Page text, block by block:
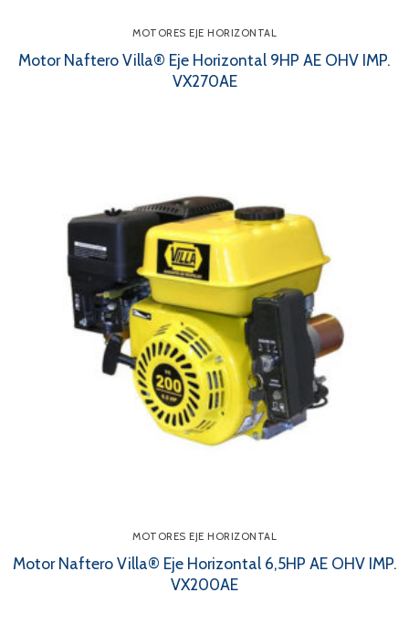
MOTORES EJE HORIZONTAL
Motor Naftero Villa® Eje Horizontal 9HP AE OHV IMP.
VX270AE
MOTORES EJE HORIZONTAL
Motor Naftero Villa® Eje Horizontal 6,5HP AE OHV IMP.
VX200AE